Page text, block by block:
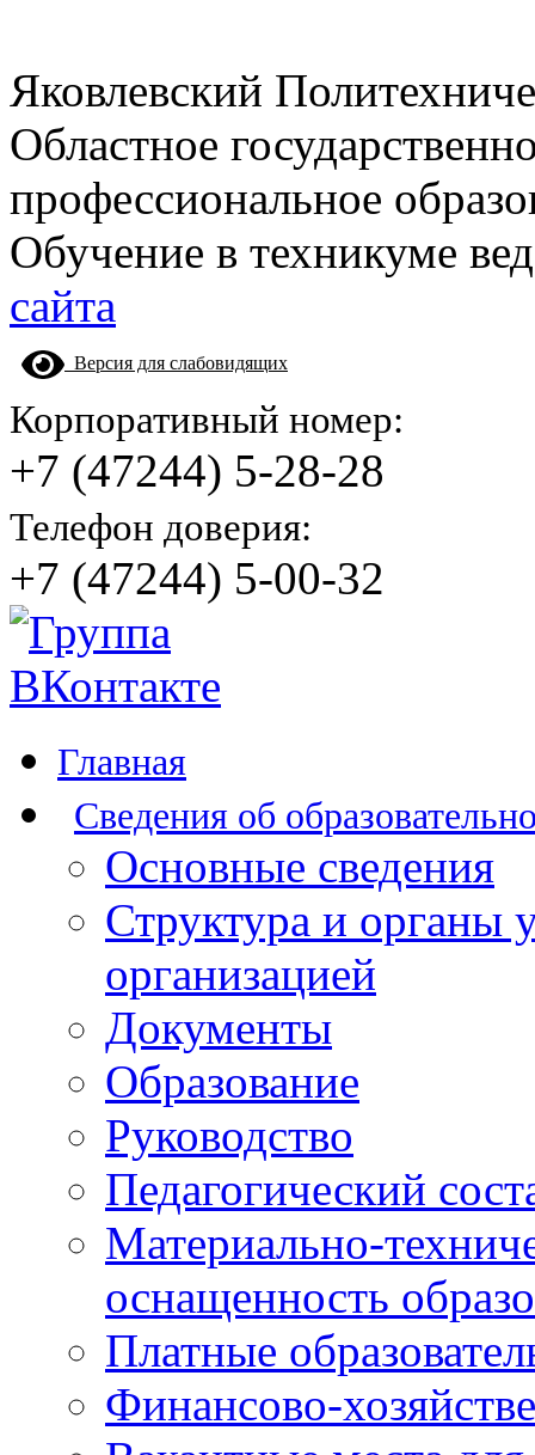
Яковлевский
Областное
профессиональное
Обучение в техникуме
сайта
Версия для слабовидящих
Корпоративный номер:
+7 (47244) 5-28-28
Телефон доверия:
+7 (47244) 5-00-32
Главная
Сведения об
Основные сведения
Структура и органы
организацией
Документы
Образование
Руководство
Педагогический
Материально-
оснащенность
Платные
Финансово-